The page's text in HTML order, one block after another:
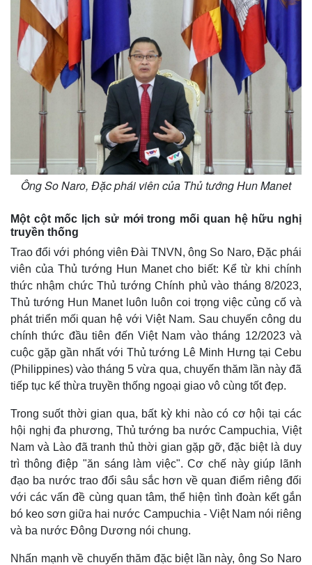
Ông So Naro, Đặc phái viên của Thủ tướng Hun Manet
Một cột mốc lịch sử mới trong mối quan hệ hữu nghị
truyền thống
Trao đổi với phóng viên Đài TNVN, ông So Naro, Đặc phái
viên của Thủ tướng Hun Manet​ cho biết: Kể từ khi chính
thức nhậm chức Thủ tướng Chính phủ vào tháng 8/2023,
Thủ tướng Hun Manet luôn luôn coi trọng việc củng cố và
phát triển mối quan hệ với Việt Nam. Sau chuyến công du
chính thức đầu tiên đến Việt Nam vào tháng 12/2023 và
cuộc gặp gần nhất với Thủ tướng Lê Minh Hưng tại Cebu
(Philippines) vào tháng 5 vừa qua, chuyến thăm lần này đã
tiếp tục kế thừa truyền thống ngoại giao vô cùng tốt đẹp.
Trong suốt thời gian qua, bất kỳ khi nào có cơ hội tại các
hội nghị đa phương, Thủ tướng ba nước Campuchia, Việt
Nam và Lào đã tranh thủ thời gian gặp gỡ, đặc biệt là duy
trì thông điệp "ăn sáng làm việc". Cơ chế này giúp lãnh
đạo ba nước trao đổi sâu sắc hơn về quan điểm riêng đối
với các vấn đề cùng quan tâm, thể hiện tình đoàn kết gắn
bó keo sơn giữa hai nước Campuchia - Việt Nam nói riêng
và ba nước Đông Dương nói chung.
Nhấn mạnh về chuyến thăm đặc biệt lần này, ông So Naro